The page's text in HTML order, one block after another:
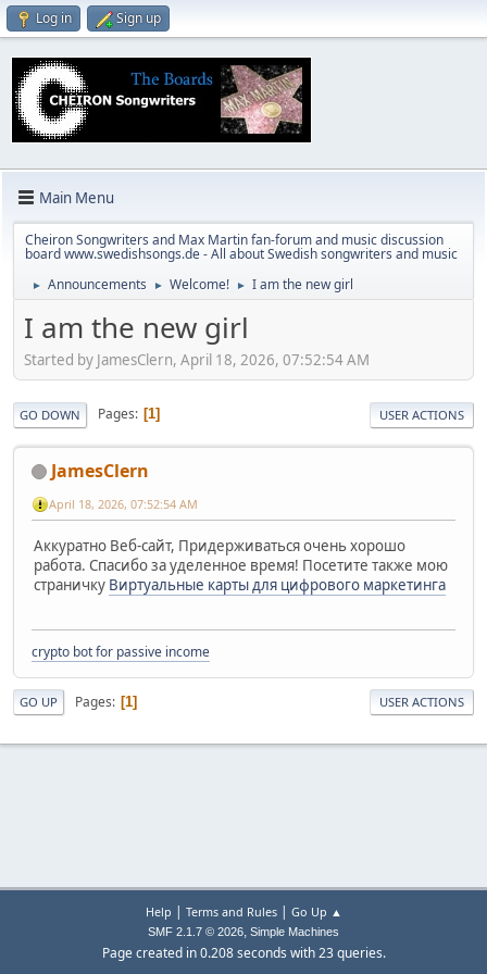
Log in Sign up
Main Menu
Cheiron Songwriters and Max Martin fan-forum and music discussion
board www.swedishsongs.de - All about Swedish songwriters and music
► Announcements ► Welcome! ► I am the new girl
I am the new girl
Started by JamesClern, April 18, 2026, 07:52:54 AM
GO DOWN Pages 1 USER ACTIONS
JamesClern
April 18, 2026, 07:52:54 AM
Аккуратно Веб-сайт, Придерживаться очень хорошо
работа. Спасибо за уделенное время! Посетите также мою
страничку Виртуальные карты для цифрового маркетинга
crypto bot for passive income
GO UP Pages 1 USER ACTIONS
Help | Terms and Rules| Go Up ▲
SMF 2.1.7 © 2026, Simple Machines
Page created in 0.208 seconds with 23 queries.